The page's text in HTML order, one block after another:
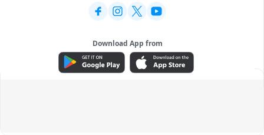
Download App from
ADVERTISEMENT